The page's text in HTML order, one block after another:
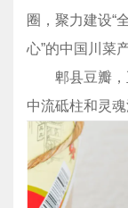
圈，聚力建设“
心”的中国川菜
郫县豆瓣，
中流砥柱和灵魂